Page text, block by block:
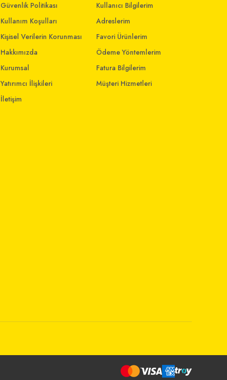
Güvenlik Politikası
Kullanım Koşulları
Kişisel Verilerin Korunması
Hakkımızda
Kurumsal
Yatırımcı İlişkileri
İletişim
Kullanıcı Bilgilerim
Adreslerim
Favori Ürünlerim
Ödeme Yöntemlerim
Fatura Bilgilerim
Müşteri Hizmetleri